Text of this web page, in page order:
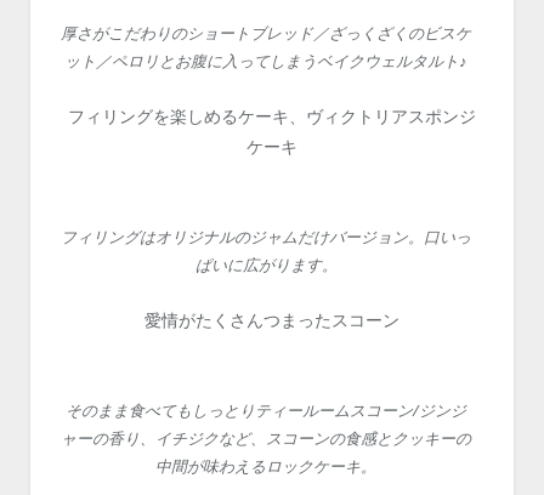
厚さがこだわりのショートブレッド／ざっくざくのビスケ
ット／ペロリとお腹に入ってしまうベイクウェルタルト♪
フィリングを楽しめるケーキ、ヴィクトリアスポンジ
ケーキ
フィリングはオリジナルのジャムだけバージョン。口いっ
ぱいに広がります。
愛情がたくさんつまったスコーン
そのまま食べてもしっとりティールームスコーン/ジンジ
ャーの香り、イチジクなど、スコーンの食感とクッキーの
中間が味わえるロックケーキ。